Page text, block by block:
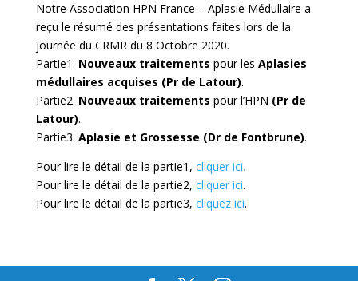
Notre Association HPN France – Aplasie Médullaire a
reçu le résumé des présentations faites lors de la
journée du CRMR du 8 Octobre 2020.
Partie1: Nouveaux traitements pour les Aplasies
médullaires acquises (Pr de Latour).
Partie2: Nouveaux traitements pour l’HPN (Pr de
Latour).
Partie3: Aplasie et Grossesse (Dr de Fontbrune).
Pour lire le détail de la partie1, cliquer ici.
Pour lire le détail de la partie2, cliquer ici.
Pour lire le détail de la partie3, cliquez ici.